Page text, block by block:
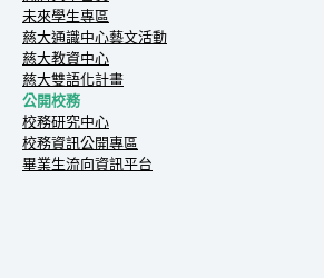
未來學生專區
慈大通識中心藝文活動
慈大教資中心
慈大雙語化計畫
公開校務
校務研究中心
校務資訊公開專區
畢業生流向資訊平台